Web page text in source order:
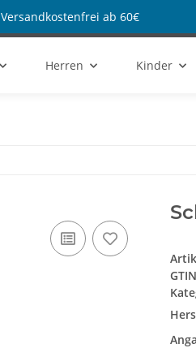
Versandkostenfrei ab 60€
Herren Kinder